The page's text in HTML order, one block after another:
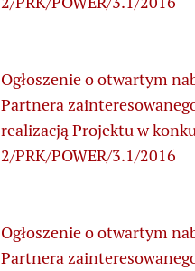
Ogłoszenie o otwartym
Partnera
realizacją Projektu w
2/PRK/POWER/3.1/2016
Ogłoszenie o otwartym
Partnera